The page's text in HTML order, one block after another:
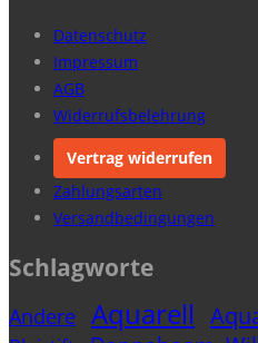
Datenschutz
Impressum
AGB
Widerrufsbelehrung
Vertrag widerrufen
Zahlungsarten
Versandbedingungen
Schlagworte
Andere Aquarell